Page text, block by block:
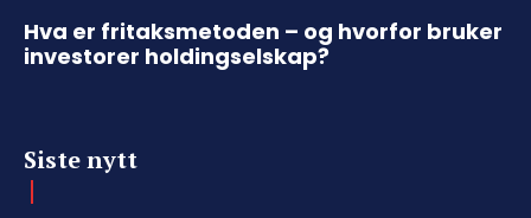
Hva er fritaksmetoden – og hvorfor bruker
investorer holdingselskap?
Siste nytt